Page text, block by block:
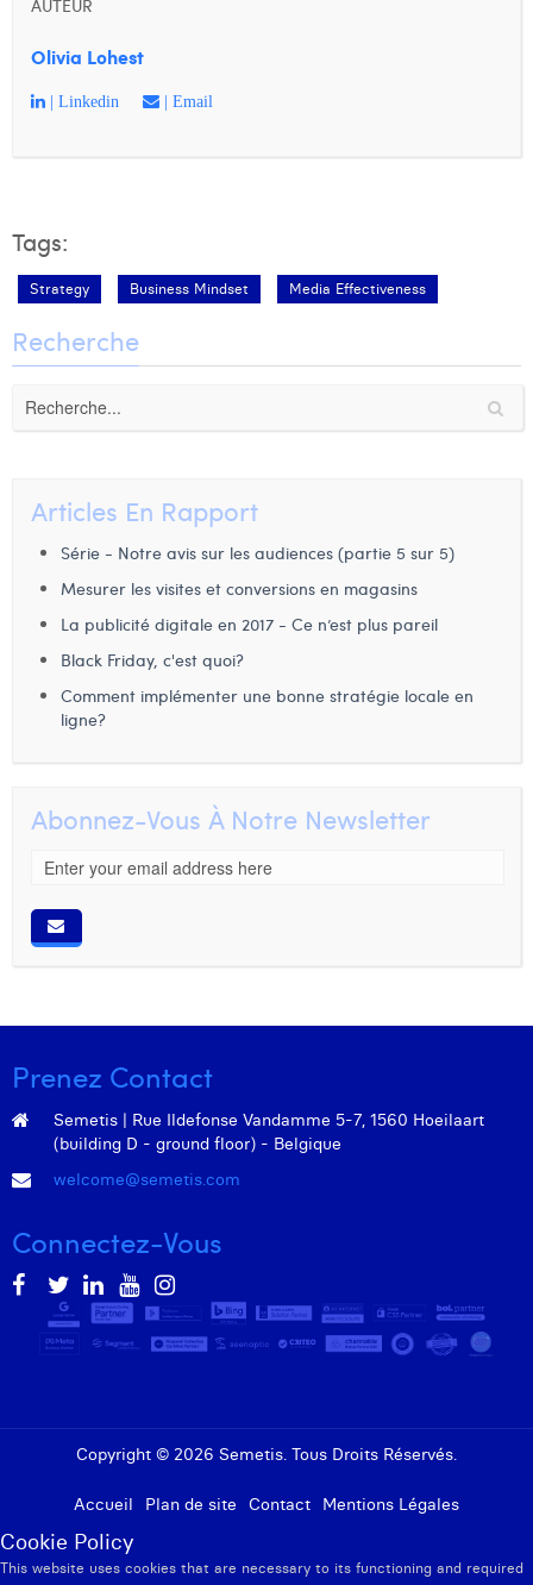
AUTEUR
Olivia Lohest
| Linkedin | Email
Tags:
Strategy Business Mindset Media Effectiveness
Recherche
Articles En Rapport
Série - Notre avis sur les audiences (partie 5 sur 5)
Mesurer les visites et conversions en magasins
La publicité digitale en 2017 - Ce n’est plus pareil
Black Friday, c'est quoi?
Comment implémenter une bonne stratégie locale en
ligne?
Abonnez-Vous À Notre Newsletter
Prenez Contact
Semetis | Rue Ildefonse Vandamme 5-7, 1560 Hoeilaart
(building D - ground floor) - Belgique
welcome@semetis.com
Connectez-Vous
Copyright © 2026 Semetis. Tous Droits Réservés.
Accueil Plan de site Contact Mentions Légales
Cookie Policy
This website uses cookies that are necessary to its functioning and required